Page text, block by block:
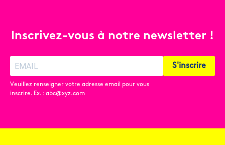
Inscrivez-vous à notre newsletter !
Veuillez renseigner votre adresse email pour vous
inscrire. Ex. : abc@xyz.com
S'inscrire